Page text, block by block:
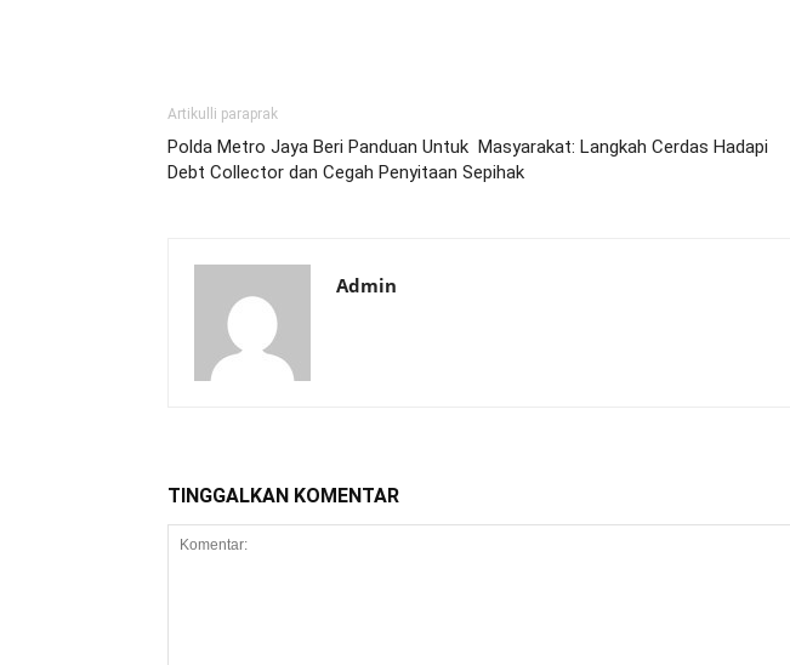
Artikulli paraprak
Polda Metro Jaya Beri Panduan Untuk Masyarakat: Langkah Cerdas Hadapi
Debt Collector dan Cegah Penyitaan Sepihak
Admin
TINGGALKAN KOMENTAR